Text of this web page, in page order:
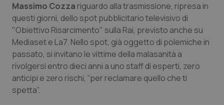
Emilia-Romagna
Friuli Venezia Giulia
Lazio
Liguria
Colesterolo & coronaropatie
Dermatite Atopica
Diabete & glucometri
Disturbi dell’umore
Massimo Cozza riguardo alla trasmissione, ripresa in
questi giorni, dello spot pubblicitario televisivo di
"Obiettivo Risarcimento" sulla Rai, previsto anche su
Mediaset e La7. Nello spot, già oggetto di polemiche in
passato, si invitano le vittime della malasanità a
rivolgersi entro dieci anni a uno staff di esperti, zero
anticipi e zero rischi, “per reclamare quello che ti
spetta”.